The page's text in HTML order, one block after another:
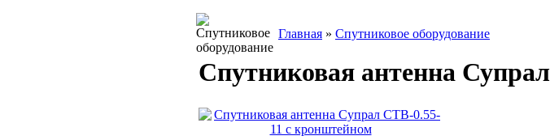
Главная » Спутниковое оборудование
Спутниковая антенна